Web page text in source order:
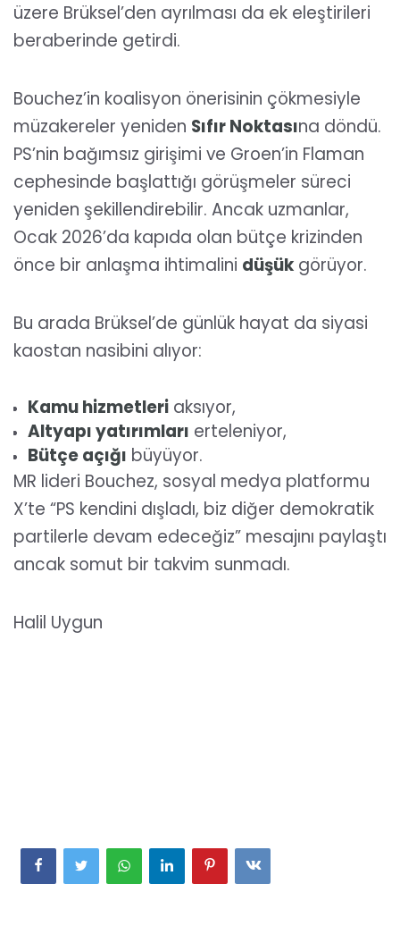
üzere Brüksel’den ayrılması da ek eleştirileri
beraberinde getirdi.
Bouchez’in koalisyon önerisinin çökmesiyle
müzakereler yeniden Sıfır Noktasına döndü.
PS’nin bağımsız girişimi ve Groen’in Flaman
cephesinde başlattığı görüşmeler süreci
yeniden şekillendirebilir. Ancak uzmanlar,
Ocak 2026’da kapıda olan bütçe krizinden
önce bir anlaşma ihtimalini düşük görüyor.
Bu arada Brüksel’de günlük hayat da siyasi
kaostan nasibini alıyor:
Kamu hizmetleri aksıyor,
Altyapı yatırımları erteleniyor,
Bütçe açığı büyüyor.
MR lideri Bouchez, sosyal medya platformu
X’te “PS kendini dışladı, biz diğer demokratik
partilerle devam edeceğiz” mesajını paylaştı
ancak somut bir takvim sunmadı.
Halil Uygun